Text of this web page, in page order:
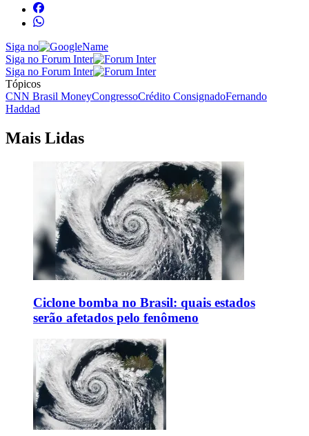
Siga no
Siga no Forum Inter
Siga no Forum Inter
Tópicos
CNN Brasil MoneyCongressoCrédito ConsignadoFernando
Haddad
Mais Lidas
Ciclone bomba no Brasil: quais estados
serão afetados pelo fenômeno